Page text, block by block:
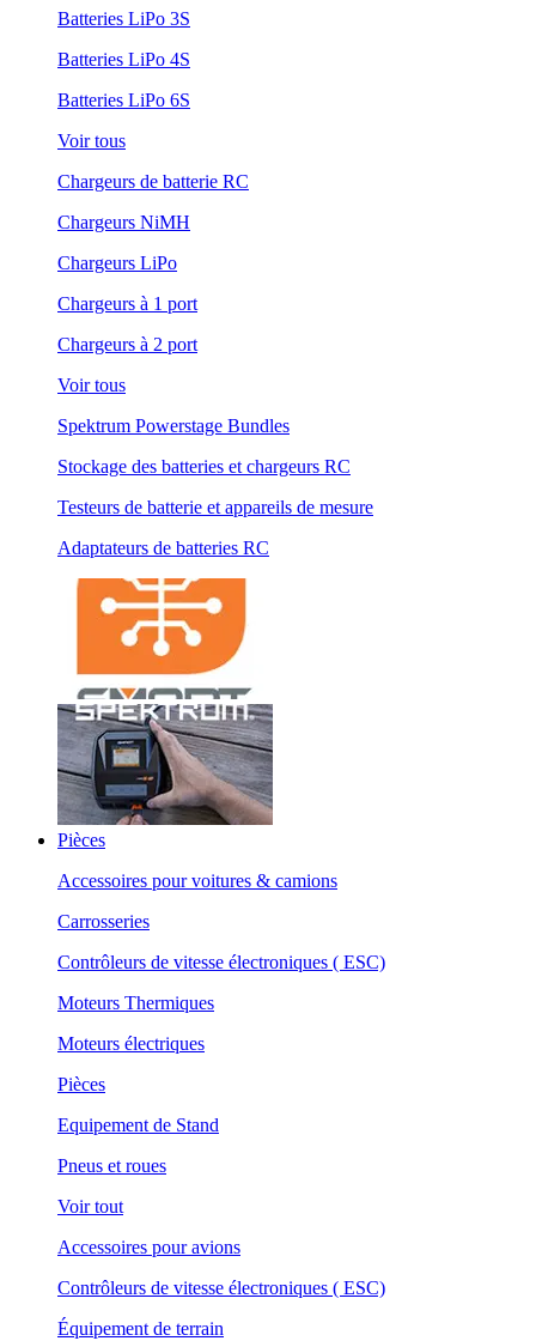
Batteries LiPo 3S
Batteries LiPo 4S
Batteries LiPo 6S
Voir tous
Chargeurs de batterie RC
Chargeurs NiMH
Chargeurs LiPo
Chargeurs à 1 port
Chargeurs à 2 port
Voir tous
Spektrum Powerstage Bundles
Stockage des batteries et chargeurs RC
Testeurs de batterie et appareils de mesure
Adaptateurs de batteries RC
Pièces
Accessoires pour voitures & camions
Carrosseries
Contrôleurs de vitesse électroniques ( ESC)
Moteurs Thermiques
Moteurs électriques
Pièces
Equipement de Stand
Pneus et roues
Voir tout
Accessoires pour avions
Contrôleurs de vitesse électroniques ( ESC)
Équipement de terrain